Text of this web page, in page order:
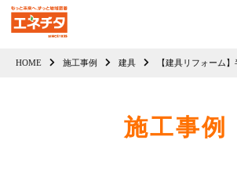
HOME 施工事例 建具 【建具リフォーム
施工事例